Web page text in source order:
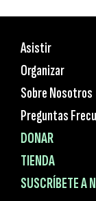
Asistir
Organizar
Sobre Nosotros
Preguntas
DONAR
TIENDA
SUSCRÍBETE A